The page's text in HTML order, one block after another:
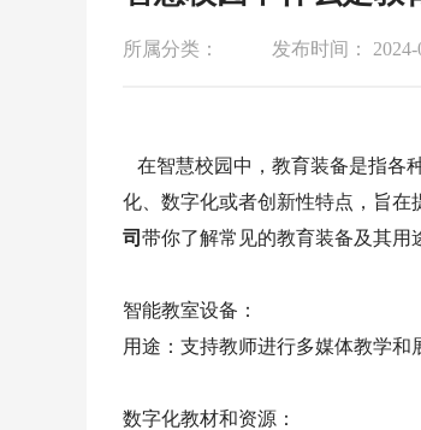
所属分类： 发布时间： 2024-
在智慧校园中，教育装备是指各
化、数字化或者创新性特点，旨在
司 带你了解常见的教育装备及其用
智能教室设备：
用途：支持教师进行多媒体教学和
数字化教材和资源：